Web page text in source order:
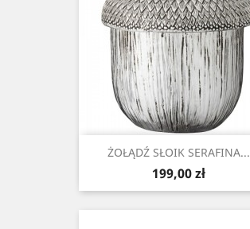
ŻOŁĄDŹ SŁOIK SERAFINA...
Cena
199,00 zł